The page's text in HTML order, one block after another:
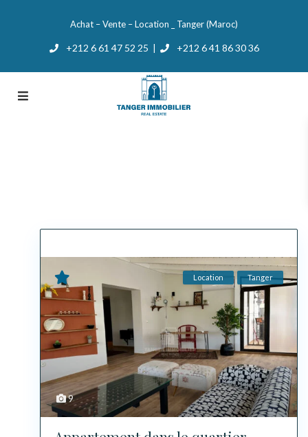
Achat – Vente – Location _ Tanger (Maroc)
+212 6 61 47 52 25 +212 6 41 86 30 36
9
Location Tanger